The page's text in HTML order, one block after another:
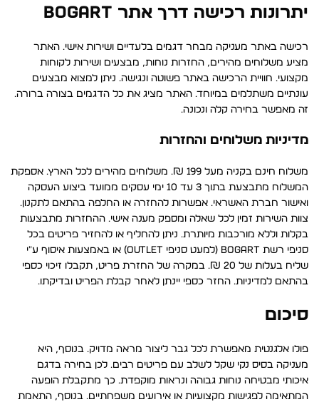
יתרונות רכישה דרך אתר BOGART
רכישה באתר מעניקה מבחר דגמים בלעדיים ושירות אישי. האתר
מציע משלוחים מהירים, החזרות נוחות, מבצעים ושירות לקוחות
מקצועי. חוויית הרכישה באתר פשוטה ונגישה. ניתן למצוא מבצעים
עונתיים משתלמים במיוחד. האתר מציג את כל הדגמים בצורה ברורה.
זה מאפשר בחירה קלה ונכונה.
מדיניות משלוחים והחזרות
משלוח חינם בקניה מעל 199 ₪. משלוחים מהירים לכל הארץ. אספקת
המשלוח מתבצעת בתוך 3 עד 10 ימי עסקים ממועד ביצוע העסקה
ואישור חברת האשראי. אפשרות להחזרה או החלפה בהתאם לתקנון.
צוות השירות זמין לכל שאלה ומספק מענה אישי. ההחזרות מתבצעות
בקלות וללא מורכבות מיותרת. ניתן להחליף או להחזיר פריטים בכל
סניפי רשת BOGART (למעט סניפי Outlet) או באמצעות איסוף ע״י
שליח בעלות של 20 ₪. במקרה של החזרת פריט, תקבלו זיכוי כספי
בהתאם למדיניות. החזר כספי יינתן לאחר קבלת הפריט ובדיקתו.
סיכום
פולו אלגנטית מאפשרת לכל גבר ליצור מראה מדויק. בנוסף, היא
מעניקה בסיס נקי שקל לשלב עם פריטים רבים. לכן בחירה בדגם
איכותי מבטיחה נוחות גבוהה ונראות מוקפדת. כך מתקבלת הופעה
המתאימה לפגישות מקצועיות או אירועים משפחתיים. בנוסף, התאמת